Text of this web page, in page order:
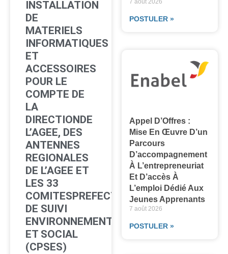
INSTALLATION
DE
MATERIELS
INFORMATIQUES
ET
ACCESSOIRES
POUR LE
COMPTE DE
LA
DIRECTIONDE
L’AGEE, DES
ANTENNES
REGIONALES
DE L’AGEE ET
LES 33
COMITESPREFECTORAUX
DE SUIVI
ENVIRONNEMENTAL
ET SOCIAL
(CPSES)
POSTULER »
Appel D’Offres :
Mise En Œuvre D’un
Parcours
D’accompagnement
À L’entrepreneuriat
Et D’accès À
L’emploi Dédié Aux
Jeunes Apprenants
7 août 2026
POSTULER »